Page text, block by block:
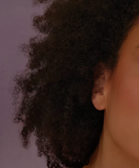
NOUVEAU
FAQ™ Pure Beauty-
BREAKING NEWS
issa™ Teeth Whitening
Langue
English Deutsch
Français
Italiano
Polski
Svenska
Türkçe
简体中文